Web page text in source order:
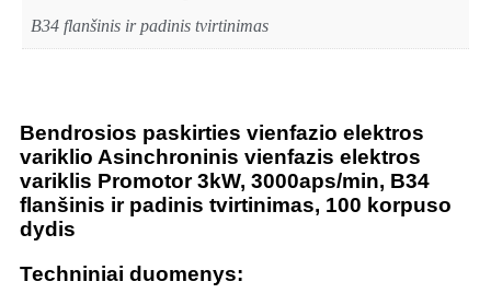
B34 flanšinis ir padinis tvirtinimas
Bendrosios paskirties vienfazio elektros
variklio Asinchroninis vienfazis elektros
variklis Promotor 3kW, 3000aps/min, B34
flanšinis ir padinis tvirtinimas, 100 korpuso
dydis
Techniniai duomenys: